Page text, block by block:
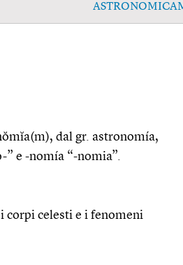
dal gr. astronomía,
” e -nomía “-nomia”.
corpi celesti e i fenomeni